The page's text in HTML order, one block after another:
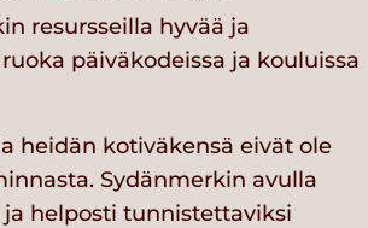
resursseilla hyvää ja
päiväkodeissa ja kouluissa
heidän kotiväkensä eivät ole
Sydänmerkin avulla
helposti tunnistettaviksi